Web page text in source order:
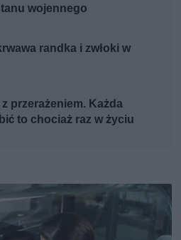
wojennego
randka i zwłoki w
przerażeniem. Każda
to chociaż raz w życiu